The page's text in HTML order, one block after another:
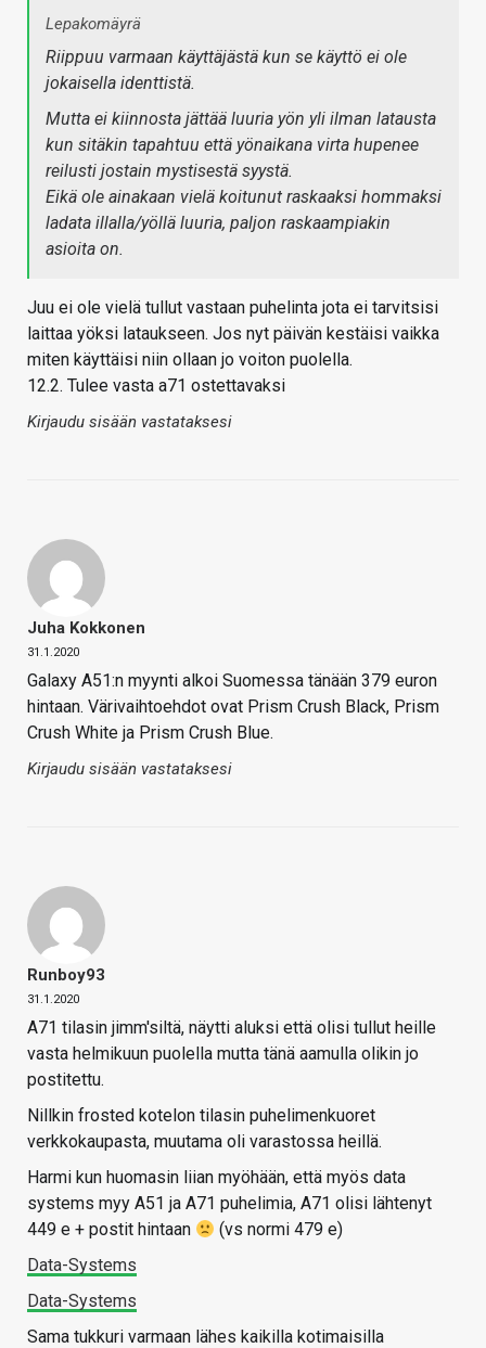
Lepakomäyrä
Riippuu varmaan käyttäjästä kun se käyttö ei ole
jokaisella identtistä.
Mutta ei kiinnosta jättää luuria yön yli ilman latausta
kun sitäkin tapahtuu että yönaikana virta hupenee
reilusti jostain mystisestä syystä.
Eikä ole ainakaan vielä koitunut raskaaksi hommaksi
ladata illalla/yöllä luuria, paljon raskaampiakin
asioita on.
Juu ei ole vielä tullut vastaan puhelinta jota ei tarvitsisi
laittaa yöksi lataukseen. Jos nyt päivän kestäisi vaikka
miten käyttäisi niin ollaan jo voiton puolella.
12.2. Tulee vasta a71 ostettavaksi
Kirjaudu sisään vastataksesi
Juha Kokkonen
31.1.2020
Galaxy A51:n myynti alkoi Suomessa tänään 379 euron
hintaan. Värivaihtoehdot ovat Prism Crush Black, Prism
Crush White ja Prism Crush Blue.
Kirjaudu sisään vastataksesi
Runboy93
31.1.2020
A71 tilasin jimm'siltä, näytti aluksi että olisi tullut heille
vasta helmikuun puolella mutta tänä aamulla olikin jo
postitettu.
Nillkin frosted kotelon tilasin puhelimenkuoret
verkkokaupasta, muutama oli varastossa heillä.
Harmi kun huomasin liian myöhään, että myös data
systems myy A51 ja A71 puhelimia, A71 olisi lähtenyt
449 e + postit hintaan
(vs normi 479 e)
Data-Systems
Data-Systems
Sama tukkuri varmaan lähes kaikilla kotimaisilla